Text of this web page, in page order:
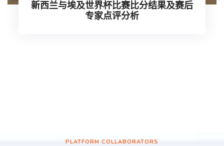
新西兰与埃及世界杯比赛比分结果及赛后
专家点评分析
PLATFORM COLLABORATORS